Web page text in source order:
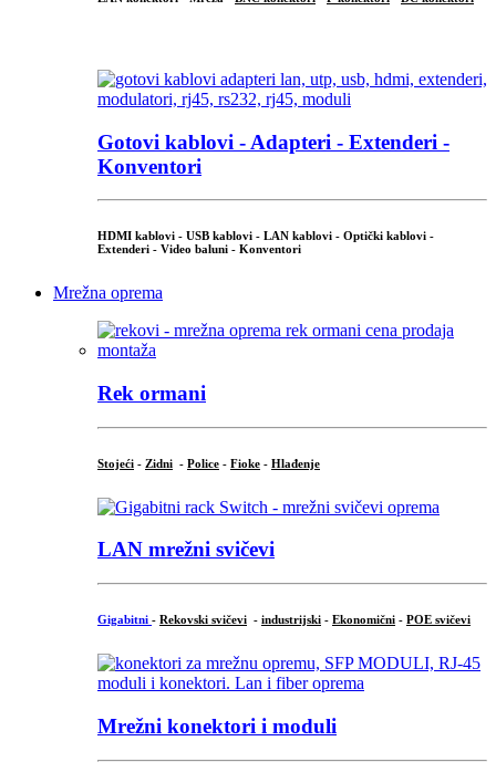
Gotovi kablovi - Adapteri - Extenderi -
Konventori
HDMI kablovi - USB kablovi - LAN kablovi - Optički kablovi -
Extenderi - Video baluni - Konventori
Mrežna oprema
Rek ormani
Stojeći - Zidni - Police - Fioke - Hlađenje
LAN mrežni svičevi
Gigabitni - Rekovski svičevi - industrijski - Ekonomični - POE svičevi
Mrežni konektori i moduli